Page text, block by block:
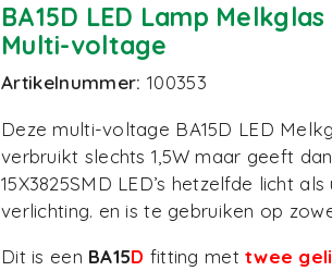
BA15D LED Lamp Melkglas
Multi-voltage
Artikelnummer:100353
Deze multi-voltage BA15D LED
verbruikt slechts 1,5W maar geeft
15X3825SMD LED’s hetzelfde licht
verlichting. en is te gebruiken op
Dit is een BA15D fitting mettwee